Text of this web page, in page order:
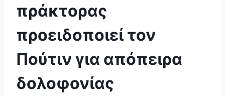
πράκτορας
προειδοποιεί τον
Πούτιν για απόπειρα
δολοφονίας